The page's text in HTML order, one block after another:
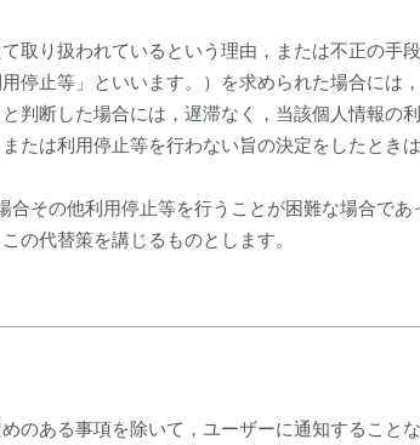
取り扱われているという理由，または不正の手
停止等」といいます。）を求められた場合には
判断した場合には，遅滞なく，当該個人情報の利
たは利用停止等を行わない旨の決定をしたとき
その他利用停止等を行うことが困難な場合で
の代替策を講じるものとします。
のある事項を除いて，ユーザーに通知すること